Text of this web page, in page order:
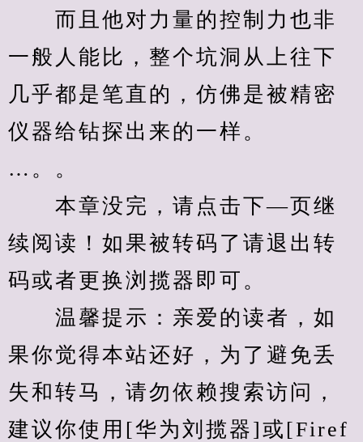
而且他对力量的控制力也非
一般人能比，整个坑洞从上往下
几乎都是笔直的，仿佛是被精密
仪器给钻探出来的一样。
…。。
本章没完，请点击下—页继
续阅读！如果被转码了请退出转
码或者更换浏揽器即可。
温馨提示：亲爱的读者，如
果你觉得本站还好，为了避免丢
失和转马，请勿依赖搜索访问，
建议你使用[华为刘揽器]或[Firef